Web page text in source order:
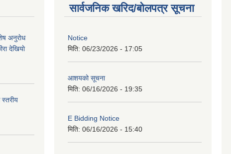
अनुराेध
देखियाे
सार्वजनिक खरिद/बोलपत्र सूचना
Notice
मिति: 06/23/2026 - 17:05
आशयको सूचना
मिति: 06/16/2026 - 19:35
E Bidding Notice
मिति: 06/16/2026 - 15:40